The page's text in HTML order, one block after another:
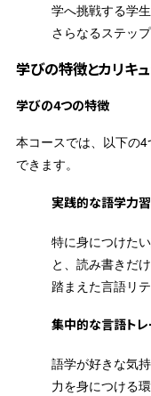
学へ挑戦する学生
さらなるステッ
学びの特徴とカリキ
学びの4つの特徴
本コースでは、以下の
できます。
実践的な語学力
特に身につけた
と、読み書きだ
踏まえた言語リ
集中的な言語ト
語学が好きな気
力を身につける環